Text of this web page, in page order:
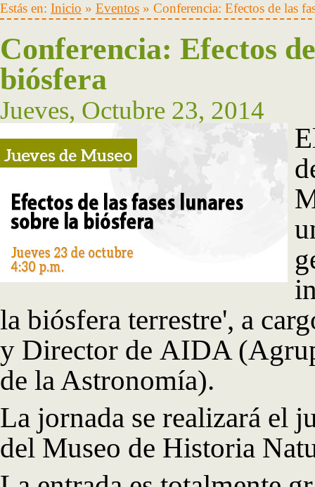
Estás en: Inicio » Eventos » Conferencia: Efectos de las
Conferencia: Efectos
biósfera
Jueves, Octubre 23, 2014
la biósfera terrestre', a
y Director de AIDA
de la Astronomía).
La jornada se realizará el
del Museo de Historia